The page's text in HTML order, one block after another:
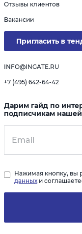
Отзывы клиентов
Вакансии
Пригласить в
INFO@INGATE.RU
+7 (495) 642-64-42
Дарим гайд по
подписчикам
Нажимая кнопку, вы
данных и